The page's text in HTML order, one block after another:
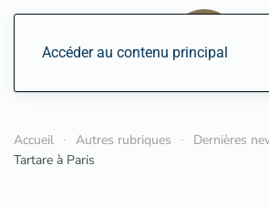
Accéder au contenu principal
Accueil Autres rubriques Dernières
Tartare à Paris